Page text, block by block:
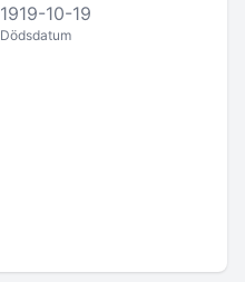
1919-10-19
Dödsdatum